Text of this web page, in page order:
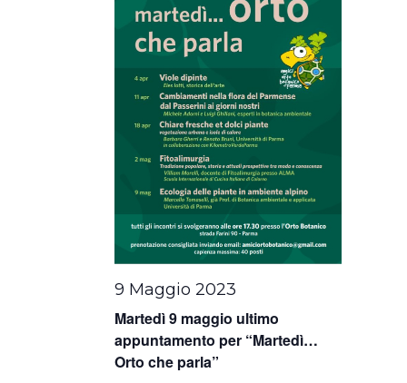
Martedì 9 maggio ultimo
appuntamento per “Martedì…
Orto che parla”
9 Maggio 2023